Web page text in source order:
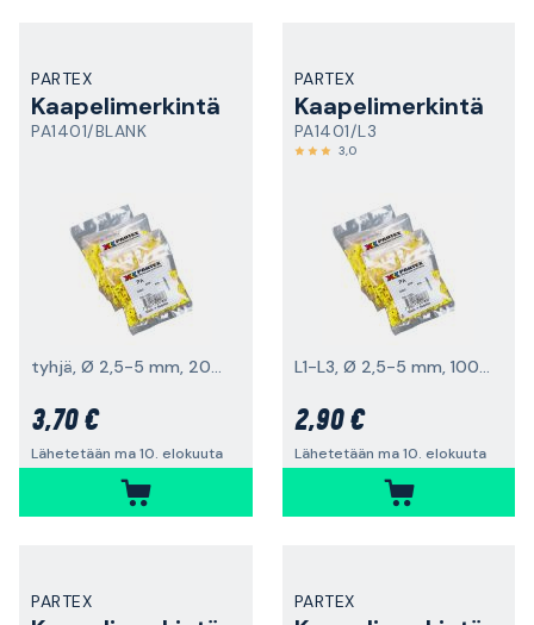
PARTEX
Kaapelimerkintä
PA1401/BLANK
tyhjä, Ø 2,5-5 mm, 200 kpl
3,70 €
Lähetetään ma 10. elokuuta
PARTEX
Kaapelimerkintä
PA1401/L3
3,0
L1-L3, Ø 2,5-5 mm, 100 kpl
2,90 €
Lähetetään ma 10. elokuuta
PARTEX PARTEX